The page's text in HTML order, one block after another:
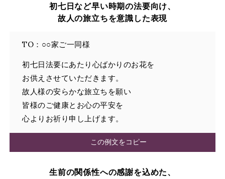
初七日など早い時期の法要向け、
故人の旅立ちを意識した表現
TO：○○家ご一同様
初七日法要にあたり心ばかりのお花を
お供えさせていただきます。
故人様の安らかな旅立ちを願い
皆様のご健康とお心の平安を
心よりお祈り申し上げます。
この例文をコピー
生前の関係性への感謝を込めた、